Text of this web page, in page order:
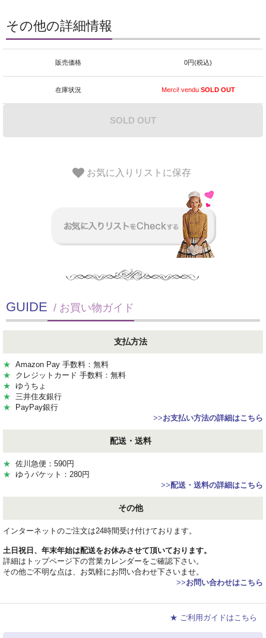
その他の詳細情報
販売価格 0円(税込)
在庫状況 Merci! venduSOLD OUT
SOLD OUT
お気に入りリストに保存
GUIDE / お買い物ガイド
支払方法
★ Amazon Pay 手数料：無料
★ クレジットカード 手数料：無料
★ ゆうちょ
★ 三井住友銀行
★ PayPay銀行
>>お支払い方法の詳細はこちら
配送・送料
★ 佐川急便：590円
★ ゆうパケット：280円
>>配送・送料の詳細はこちら
その他
インターネットのご注文は24時間受け付けております。
土日祝日、年末年始は配送をお休みさせて頂いております。
詳細はトップページ下の営業カレンダーをご確認下さい。
その他ご不明な点は、お気軽にお問い合わせ下さいませ。
>>お問い合わせはこちら
★ ご利用ガイドはこちら